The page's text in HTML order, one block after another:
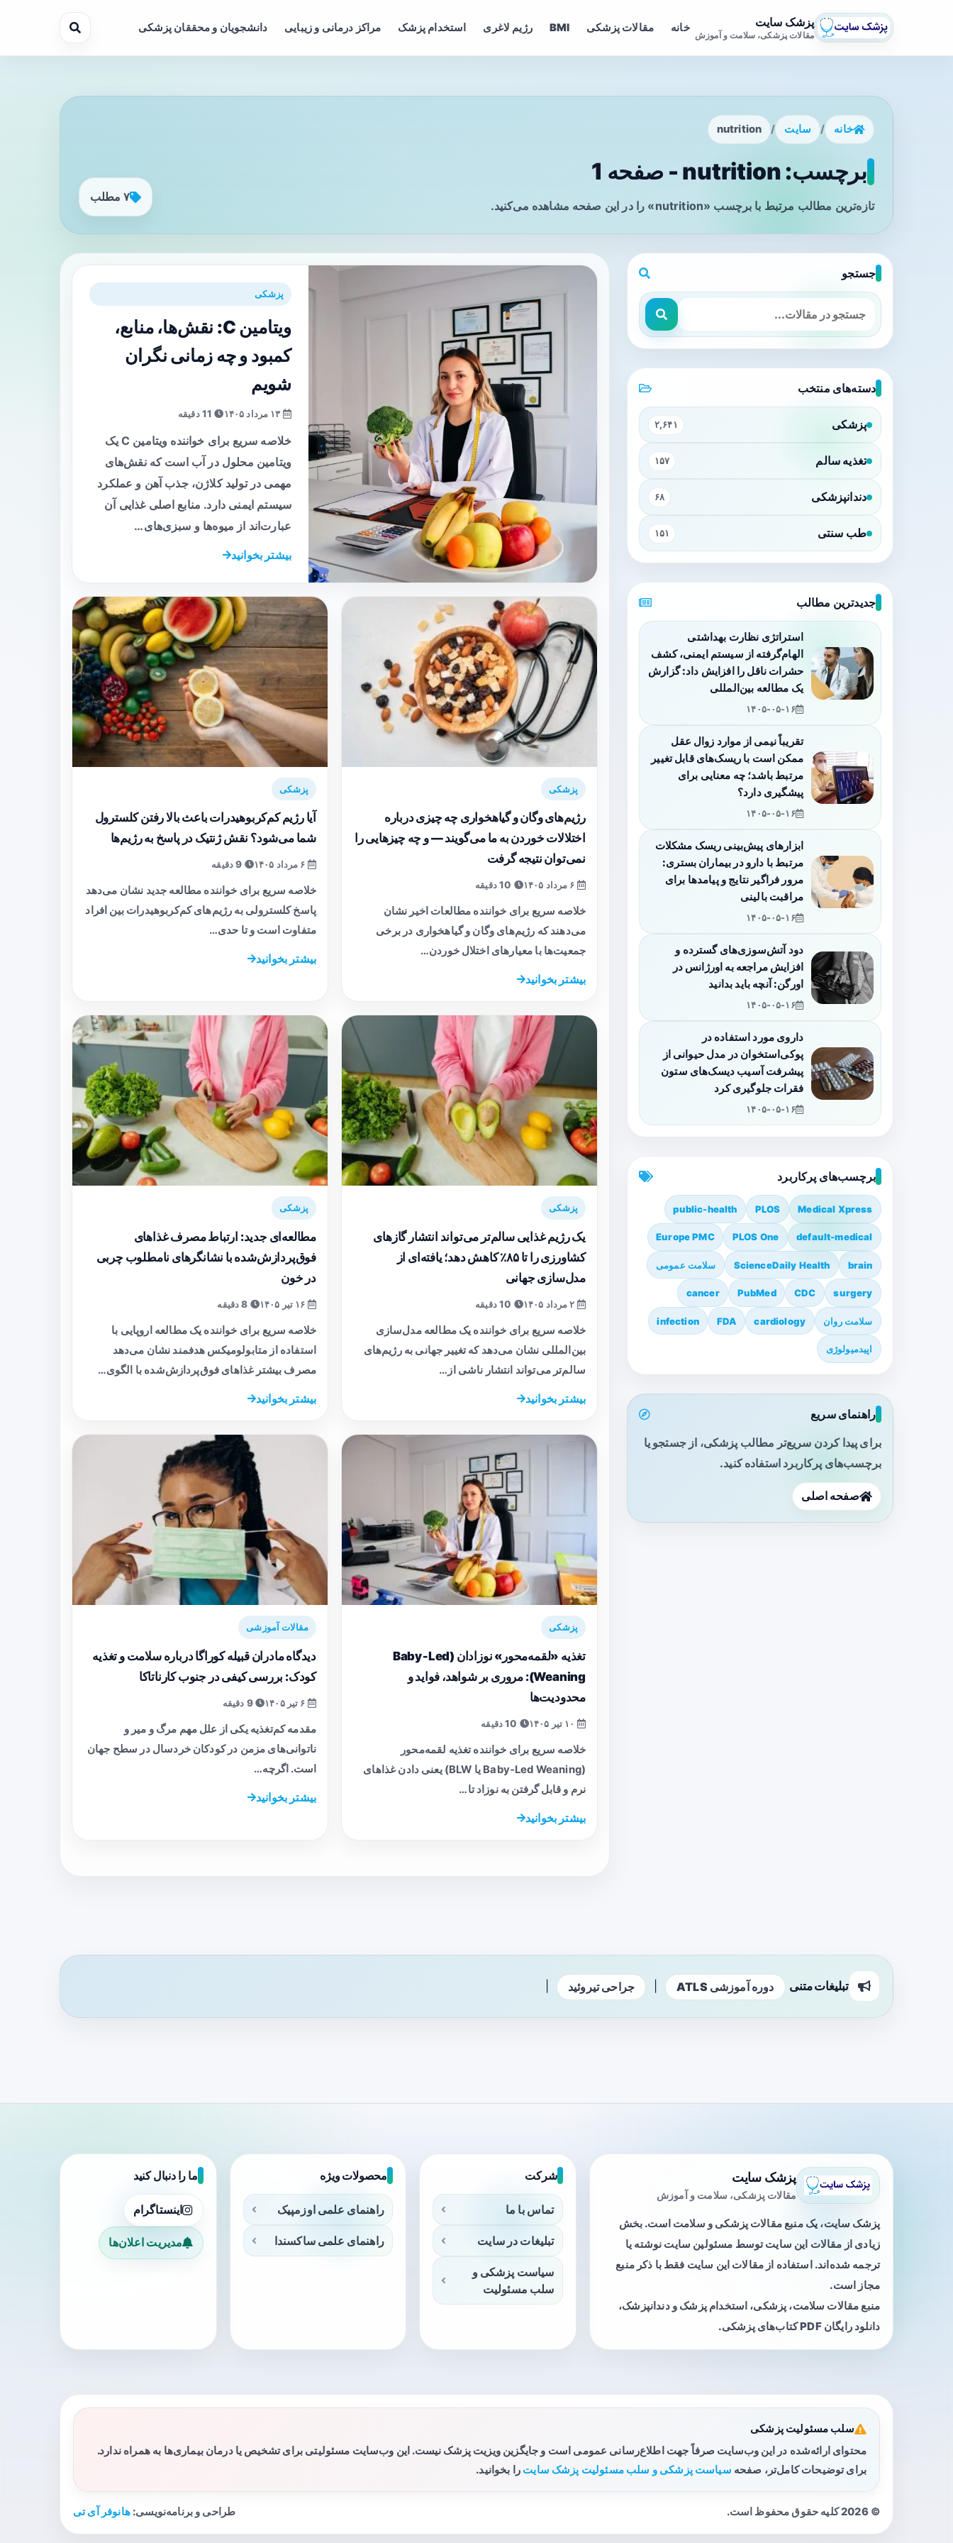
پزشک سایت
مقالات پزشکی، سلامت و آموزش
خانه مقالات پزشکی BMI رژیم لاغری استخدام پزشک مراکز درمانی و زیبایی دانشجویان و محققان پزشکی
خانه / سایت /
nutrition
برچسب: nutrition - صفحه 1
تازه‌ترین مطالب مرتبط با برچسب «nutrition» را در این صفحه مشاهده می‌کنید.
۷ مطلب
پزشکی
ویتامین C: نقش‌ها، منابع،
کمبود و چه زمانی نگران
شویم
11 دقیقه
خلاصه سریع برای خواننده ویتامین C یک
ویتامین محلول در آب است که نقش‌های
مهمی در تولید کلاژن، جذب آهن و عملکرد
سیستم ایمنی دارد. منابع اصلی غذایی آن
عبارت‌اند از میوه‌ها و سبزی‌های…
بیشتر بخوانید
پزشکی
رژیم‌های وگان و گیاهخواری چه چیزی درباره
اختلالات خوردن به ما می‌گویند — و چه چیزهایی را
نمی‌توان نتیجه گرفت
خلاصه سریع برای خواننده مطالعات اخیر نشان
می‌دهند که رژیم‌های وگان و گیاهخواری در برخی
جمعیت‌ها با معیارهای اختلال خوردن…
بیشتر بخوانید
پزشکی
آیا رژیم کم‌کربوهیدرات باعث بالا رفتن کلسترول
شما می‌شود؟ نقش ژنتیک در پاسخ به رژیم‌ها
خلاصه سریع برای خواننده مطالعه جدید نشان می‌دهد
پاسخ کلسترولی به رژیم‌های کم‌کربوهیدرات بین افراد
متفاوت است و تا حدی…
بیشتر بخوانید
پزشکی
یک رژیم غذایی سالم‌تر می‌تواند انتشار گازهای
کشاورزی را تا ۸۵٪ کاهش دهد؛ یافته‌ای از
مدل‌سازی جهانی
خلاصه سریع برای خواننده یک مطالعه مدل‌سازی
بین‌المللی نشان می‌دهد که تغییر جهانی به رژیم‌های
سالم‌تر می‌تواند انتشار ناشی از…
بیشتر بخوانید
پزشکی
مطالعه‌ای جدید: ارتباط مصرف غذاهای
فوق‌پردازش‌شده با نشانگرهای نامطلوب چربی
در خون
خلاصه سریع برای خواننده یک مطالعه اروپایی با
استفاده از متابولومیکس هدفمند نشان می‌دهد
مصرف بیشتر غذاهای فوق‌پردازش‌شده با الگوی…
بیشتر بخوانید
پزشکی
تغذیه «لقمه‌محور» نوزادان (Baby‑Led
Weaning): مروری بر شواهد، فواید و
محدودیت‌ها
خلاصه سریع برای خواننده تغذیه لقمه‌محور
(Baby‑Led Weaning یا BLW) یعنی دادن غذاهای
نرم و قابل گرفتن به نوزاد تا…
بیشتر بخوانید
مقالات آموزشی
دیدگاه مادران قبیله کوراگا درباره سلامت و تغذیه
کودک: بررسی کیفی در جنوب کارناتاکا
9 دقیقه
مقدمه کم‌تغذیه یکی از علل مهم مرگ و میر و
ناتوانی‌های مزمن در کودکان خردسال در سطح جهان
است. اگرچه…
بیشتر بخوانید
جستجو
دسته‌های منتخب
پزشکی ۲,۶۴۱
تغذیه سالم ۱۵۷
دندانپزشکی ۶۸
طب سنتی ۱۵۱
جدیدترین مطالب
استراتژی نظارت بهداشتی
الهام‌گرفته از سیستم ایمنی، کشف
حشرات ناقل را افزایش داد: گزارش
یک مطالعه بین‌المللی
۱۴۰۵-۰۵-۱۶
تقریباً نیمی از موارد زوال عقل
ممکن است با ریسک‌های قابل تغییر
مرتبط باشد؛ چه معنایی برای
پیشگیری دارد؟
۱۴۰۵-۰۵-۱۶
ابزارهای پیش‌بینی ریسک مشکلات
مرتبط با دارو در بیماران بستری:
مرور فراگیر نتایج و پیامدها برای
مراقبت بالینی
۱۴۰۵-۰۵-۱۶
دود آتش‌سوزی‌های گسترده و
افزایش مراجعه به اورژانس در
اورگن: آنچه باید بدانید
۱۴۰۵-۰۵-۱۶
داروی مورد استفاده در
پوکی‌استخوان در مدل حیوانی از
پیشرفت آسیب دیسک‌های ستون
فقرات جلوگیری کرد
۱۴۰۵-۰۵-۱۶
برچسب‌های پرکاربرد
Medical Xpress
PLOS
public-health
default-medical
PLOS One
Europe PMC
brain
ScienceDaily Health سلامت عمومی
surgery
CDC
PubMed
cancer
سلامت روان cardiology
FDA
infection
اپیدمیولوژی
راهنمای سریع
برای پیدا کردن سریع‌تر مطالب پزشکی، از جستجو یا
برچسب‌های پرکاربرد استفاده کنید.
صفحه اصلی
تبلیغات متنی دوره آموزشی ATLS جراحی تیروئید
پزشک سایت
مقالات پزشکی، سلامت و آموزش
پزشک سایت، یک منبع مقالات پزشکی و سلامت است. بخش
زیادی از مقالات این سایت توسط مسئولین سایت نوشته یا
ترجمه شده‌اند. استفاده از مقالات این سایت فقط با ذکر منبع
مجاز است.
منبع مقالات سلامت، پزشکی، استخدام پزشک و دندانپزشک،
دانلود رایگان PDF کتاب‌های پزشکی.
شرکت
تماس با ما
تبلیغات در سایت
سیاست پزشکی و
سلب مسئولیت
محصولات ویژه
راهنمای علمی اوزمپیک
راهنمای علمی ساکسندا
ما را دنبال کنید
اینستاگرام
مدیریت اعلان‌ها
سلب مسئولیت پزشکی
محتوای ارائه‌شده در این وب‌سایت صرفاً جهت اطلاع‌رسانی عمومی است و جایگزین ویزیت پزشک نیست. این وب‌سایت مسئولیتی برای تشخیص یا درمان بیماری‌ها به همراه ندارد.
برای توضیحات کامل‌تر، صفحه سیاست پزشکی و سلب مسئولیت پزشک سایت را بخوانید.
© 2026 کلیه حقوق محفوظ است. طراحی و برنامه‌نویسی:هانوفر آی تی